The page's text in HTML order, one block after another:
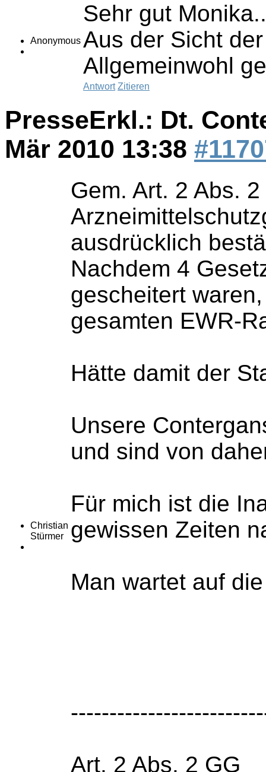
Anonymous
Sehr gut
Aus der Sicht
Allgemeinwohl
Antwort Zitieren
PresseErkl.: Dt.
Mär 2010 13:38
Christian
Stürmer
Gem. Art. 2 Abs.
ausdrücklich
Nachdem 4
gescheitert
gesamten EWR-
Hätte damit der
Unsere
und sind von
Für mich ist die
gewissen Zeiten
Man wartet auf
Art. 2 Abs. 2 GG